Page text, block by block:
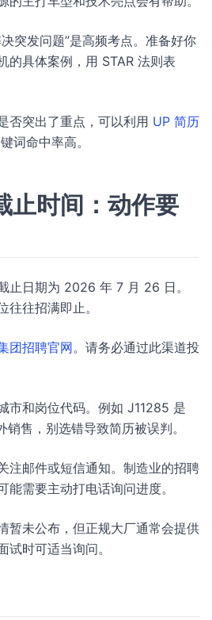
突发问题”是高频考点。准备好你
的具体案例，用 STAR 法则表
否突出了重点，可以利用 UP 简历
词命中率高。
止时间：动作要
止日期为 2026 年 7 月 26 日。
往往招满即止。
团招聘官网。请务必通过此渠道投
市和岗位代码。例如 J11285 是
售，别选错导致简历被误判。
注邮件或短信通知。制造业的招聘
能需要主动打电话询问进度。
暂未公布，但正规大厂通常会提供
试时可适当询问。